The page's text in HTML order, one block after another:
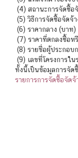
(4) สถานะการจัดซื้อ
(5) วิธีการจัดซื้อจัดจ้า
(6) ราคากลาง (บาท)
(7) ราคาที่ตกลงซื้อห
(8) รายชื่อผู้ประกอบ
(9) เลขที่โครงการใ
ทั้งนี้เป็นข้อมูลการจั
รายการการจัดซื้อจัด